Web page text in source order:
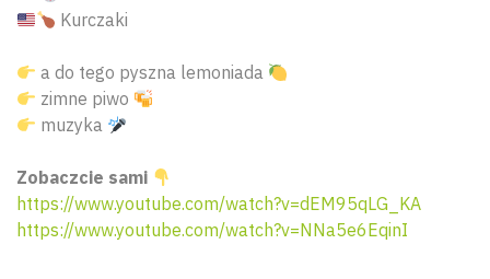
Kurczaki
a do tego pyszna lemoniada
zimne piwo
muzyka
Zobaczcie sami
https://www.youtube.com/watch?v=dEM95qLG_KA
https://www.youtube.com/watch?v=NNa5e6EqinI